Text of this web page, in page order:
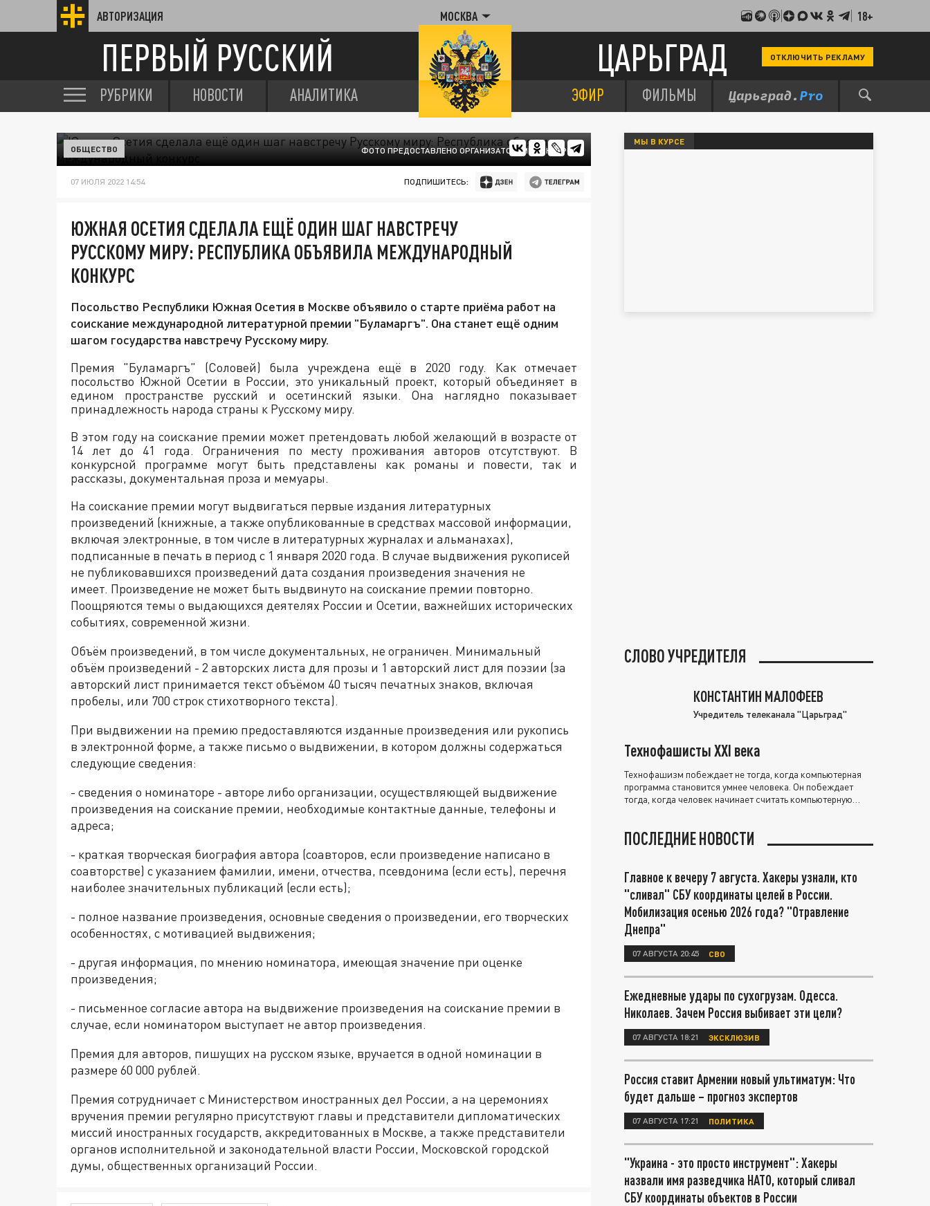
АВТОРИЗАЦИЯ МОСКВА 18+
ПЕРВЫЙ РУССКИЙ ЦАРЬГРАД ОТКЛЮЧИТЬ РЕКЛАМУ
РУБРИКИ НОВОСТИ АНАЛИТИКА ЭФИР ФИЛЬМЫ
ФОТО ПРЕДОСТАВЛЕНО ОРГАНИЗАТОРАМИ КОНКУРСА
ОБЩЕСТВО
07 ИЮЛЯ 2022 14:54 ПОДПИШИТЕСЬ:
ЮЖНАЯ ОСЕТИЯ СДЕЛАЛА ЕЩЁ ОДИН ШАГ НАВСТРЕЧУ
РУССКОМУ МИРУ: РЕСПУБЛИКА ОБЪЯВИЛА МЕЖДУНАРОДНЫЙ
КОНКУРС
Посольство Республики Южная Осетия в Москве объявило о старте приёма работ на
соискание международной литературной премии "Буламаргъ". Она станет ещё одним
шагом государства навстречу Русскому миру.
Премия "Буламаргъ" (Соловей) была учреждена ещё в 2020 году. Как отмечает
посольство Южной Осетии в России, это уникальный проект, который объединяет в
едином пространстве русский и осетинский языки. Она наглядно показывает
принадлежность народа страны к Русскому миру.
В этом году на соискание премии может претендовать любой желающий в возрасте от
14 лет до 41 года. Ограничения по месту проживания авторов отсутствуют. В
конкурсной программе могут быть представлены как романы и повести, так и
рассказы, документальная проза и мемуары.
На соискание премии могут выдвигаться первые издания литературных
произведений (книжные, а также опубликованные в средствах массовой информации,
включая электронные, в том числе в литературных журналах и альманахах),
подписанные в печать в период с 1 января 2020 года. В случае выдвижения рукописей
не публиковавшихся произведений дата создания произведения значения не
имеет. Произведение не может быть выдвинуто на соискание премии повторно.
Поощряются темы о выдающихся деятелях России и Осетии, важнейших исторических
событиях, современной жизни.
Объём произведений, в том числе документальных, не ограничен. Минимальный
объём произведений - 2 авторских листа для прозы и 1 авторский лист для поэзии (за
авторский лист принимается текст объёмом 40 тысяч печатных знаков, включая
пробелы, или 700 строк стихотворного текста).
При выдвижении на премию предоставляются изданные произведения или рукопись
в электронной форме, а также письмо о выдвижении, в котором должны содержаться
следующие сведения:
- сведения о номинаторе - авторе либо организации, осуществляющей выдвижение
произведения на соискание премии, необходимые контактные данные, телефоны и
адреса;
- краткая творческая биография автора (соавторов, если произведение написано в
соавторстве) с указанием фамилии, имени, отчества, псевдонима (если есть), перечня
наиболее значительных публикаций (если есть);
- полное название произведения, основные сведения о произведении, его творческих
особенностях, с мотивацией выдвижения;
- другая информация, по мнению номинатора, имеющая значение при оценке
произведения;
- письменное согласие автора на выдвижение произведения на соискание премии в
случае, если номинатором выступает не автор произведения.
Премия для авторов, пишущих на русском языке, вручается в одной номинации в
размере 60 000 рублей.
Премия сотрудничает с Министерством иностранных дел России, а на церемониях
вручения премии регулярно присутствуют главы и представители дипломатических
миссий иностранных государств, аккредитованных в Москве, а также представители
органов исполнительной и законодательной власти России, Московской городской
думы, общественных организаций России.
МЫ В КУРСЕ
СЛОВО УЧРЕДИТЕЛЯ
КОНСТАНТИН МАЛОФЕЕВ
Учредитель телеканала "Царьград"
Технофашисты XXI века
Технофашизм побеждает не тогда, когда компьютерная
программа становится умнее человека. Он побеждает
тогда, когда человек начинает считать компьютерную
ПОСЛЕДНИЕ НОВОСТИ
Главное к вечеру 7 августа. Хакеры узнали, кто
"сливал" СБУ координаты целей в России.
Мобилизация осенью 2026 года? "Отравление
Днепра"
07 АВГУСТА 20:45 СВО
Ежедневные удары по сухогрузам. Одесса.
Николаев. Зачем Россия выбивает эти цели?
07 АВГУСТА 18:21 ЭКСКЛЮЗИВ
Россия ставит Армении новый ультиматум: Что
будет дальше – прогноз экспертов
07 АВГУСТА 17:21 ПОЛИТИКА
"Украина - это просто инструмент": Хакеры
назвали имя разведчика НАТО, который сливал
СБУ координаты объектов в России